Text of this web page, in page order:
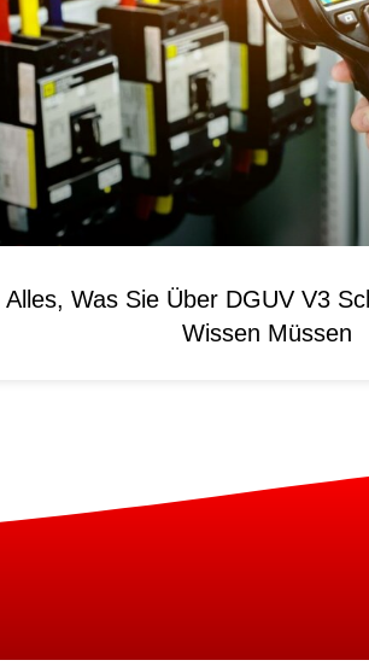
Alles, Was Sie Über DGUV V3
Wissen Müssen